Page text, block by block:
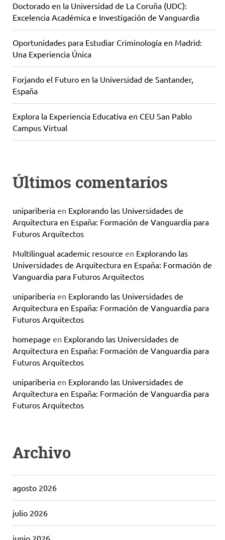
Doctorado en la Universidad de La Coruña (UDC):
Excelencia Académica e Investigación de Vanguardia
Oportunidades para Estudiar Criminología en Madrid:
Una Experiencia Única
Forjando el Futuro en la Universidad de Santander,
España
Explora la Experiencia Educativa en CEU San Pablo
Campus Virtual
Últimos comentarios
unipariberia en Explorando las Universidades de
Arquitectura en España: Formación de Vanguardia para
Futuros Arquitectos
Multilingual academic resource en Explorando las
Universidades de Arquitectura en España: Formación de
Vanguardia para Futuros Arquitectos
unipariberia en Explorando las Universidades de
Arquitectura en España: Formación de Vanguardia para
Futuros Arquitectos
homepage en Explorando las Universidades de
Arquitectura en España: Formación de Vanguardia para
Futuros Arquitectos
unipariberia en Explorando las Universidades de
Arquitectura en España: Formación de Vanguardia para
Futuros Arquitectos
Archivo
agosto 2026
julio 2026
junio 2026